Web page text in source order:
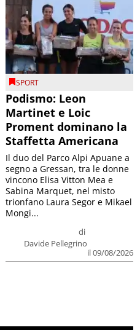
SPORT
Podismo: Leon
Martinet e Loic
Proment dominano la
Staffetta Americana
di
Davide Pellegrino
il 09/08/2026
Il duo del Parco Alpi Apuane a
segno a Gressan, tra le donne
vincono Elisa Vitton Mea e
Sabina Marquet, nel misto
trionfano Laura Segor e Mikael
Mongi...